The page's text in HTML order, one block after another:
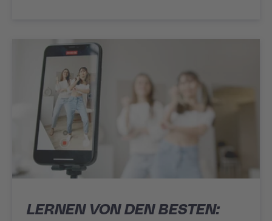
LERNEN VON DEN BESTEN: